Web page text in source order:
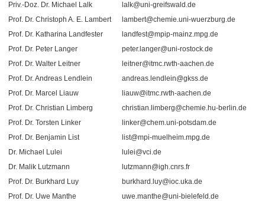
Priv.-Doz. Dr. Michael Lalk
lalk@uni-greifswald.de
Prof. Dr. Christoph A. E. Lambert
lambert@chemie.uni-wuerzburg.de
Prof. Dr. Katharina Landfester
landfest@mpip-mainz.mpg.de
Prof. Dr. Peter Langer
peter.langer@uni-rostock.de
Prof. Dr. Walter Leitner
leitner@itmc.rwth-aachen.de
Prof. Dr. Andreas Lendlein
andreas.lendlein@gkss.de
Prof. Dr. Marcel Liauw
liauw@itmc.rwth-aachen.de
Prof. Dr. Christian Limberg
christian.limberg@chemie.hu-berlin.de
Prof. Dr. Torsten Linker
linker@chem.uni-potsdam.de
Prof. Dr. Benjamin List
list@mpi-muelheim.mpg.de
Dr. Michael Lulei
lulei@vci.de
Dr. Malik Lutzmann
lutzmann@igh.cnrs.fr
Prof. Dr. Burkhard Luy
burkhard.luy@ioc.uka.de
Prof. Dr. Uwe Manthe
uwe.manthe@uni-bielefeld.de